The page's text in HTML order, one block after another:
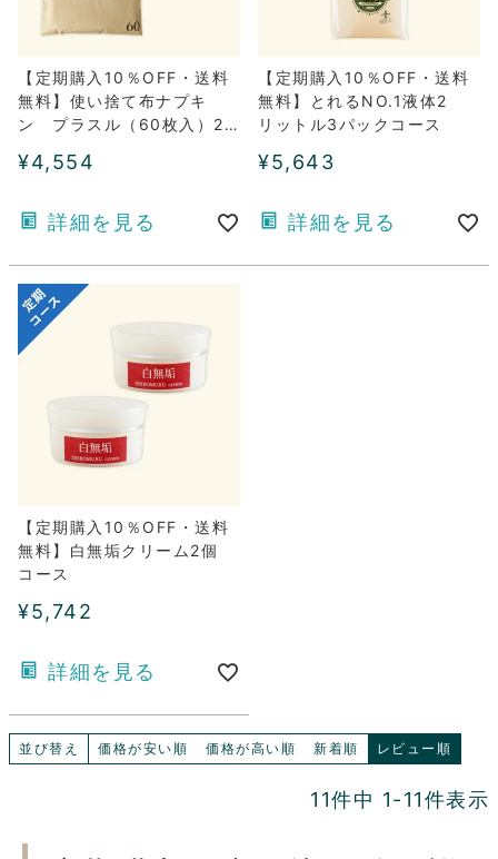
【定期購入10％OFF・送料
無料】使い捨て布ナプキ
ン プラスル（60枚入）2
¥4,554
詳細を見る
【定期購入10％OFF・送料
無料】とれるNO.1液体2
リットル3パックコース
¥5,643
詳細を見る
【定期購入10％OFF・送料
無料】白無垢クリーム2個
コース
¥5,742
詳細を見る
並び替え 価格が安い順 価格が高い順 新着順 レビュー順
11件中 1-11件表示